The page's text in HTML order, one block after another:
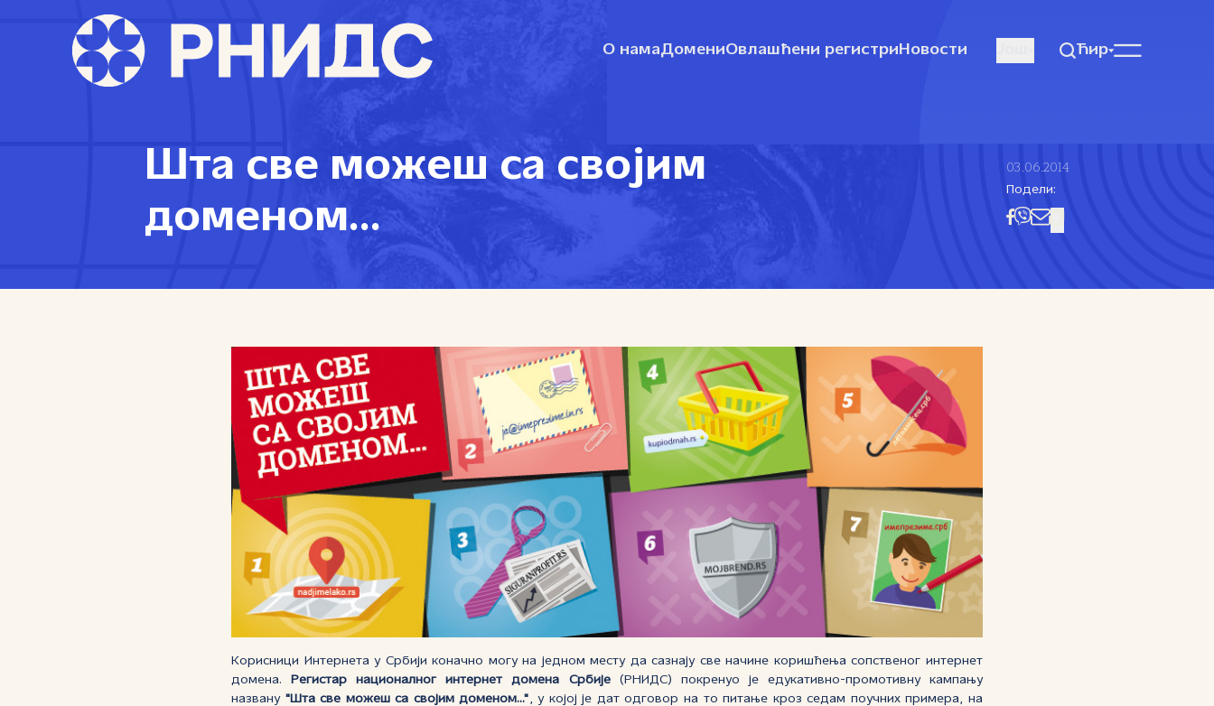
О намаДомениОвлашћени регистри Новости Ћир
Шта све можеш са својим
доменом...
03.06.2014
Подели:
Корисници Интернета у Србији коначно могу на једном месту да сазнају све начине коришћења сопственог интернет
домена.
Регистар националног интернет домена Србије(РНИДС) покренуо је едукативно-промотивну кампању
названу "Шта све можеш са својим доменом..." , у којој је дат одговор на то питање кроз седам поучних примера, на